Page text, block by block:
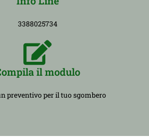
3388025734
il modulo
preventivo per il tuo sgombero